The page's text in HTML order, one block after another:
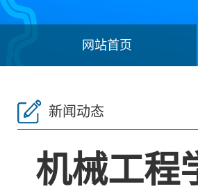
网站首页
新闻动态
机械工程